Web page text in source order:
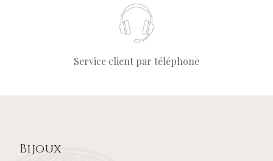
Service client par téléphone
Bijoux